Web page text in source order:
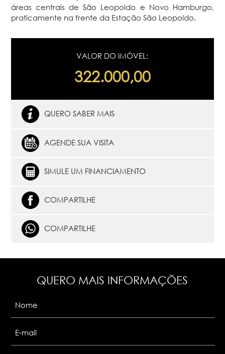
áreas centrais de São Leopoldo e Novo Hamburgo,
praticamente na frente da Estação São Leopoldo.
VALOR DO IMÓVEL:
322.000,00
QUERO SABER MAIS
AGENDE SUA VISITA
SIMULE UM FINANCIAMENTO
COMPARTILHE
COMPARTILHE
QUERO MAIS INFORMAÇÕES